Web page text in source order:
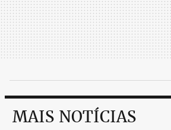
MAIS NOTÍCIAS